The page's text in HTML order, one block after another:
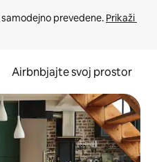
prevedene. Prikaži
Airbnbjajte svoj prostor